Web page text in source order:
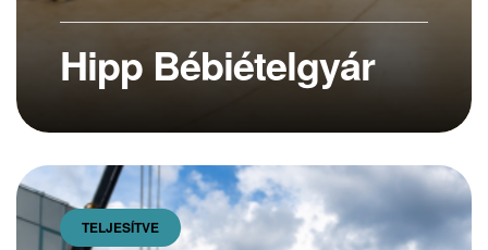
Hipp Bébiételgyár
TELJESÍTVE